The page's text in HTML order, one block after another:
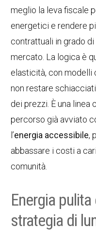
meglio la leva fiscale
energetici e rendere
contrattuali in grado
mercato. La logica è
elasticità, con modelli
non restare
dei prezzi. È una linea
percorso già avviato
l’energia accessibile,
abbassare i costi a
comunità.
Energia
strategia di